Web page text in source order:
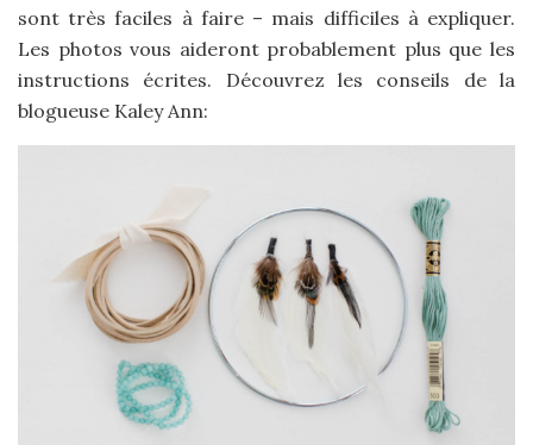
sont très faciles à faire – mais difficiles à expliquer.
Les photos vous aideront probablement plus que les
instructions écrites. Découvrez les conseils de la
blogueuse Kaley Ann: